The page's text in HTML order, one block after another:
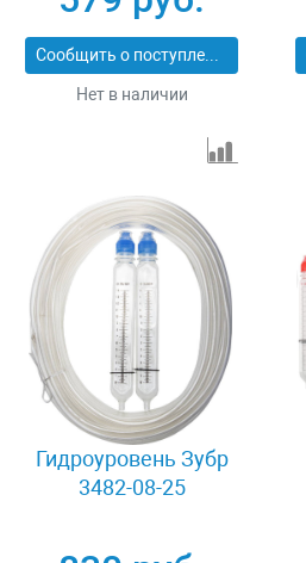
Сообщить о поступлении
Нет в наличии
Гидроуровень Зубр
3482-08-25